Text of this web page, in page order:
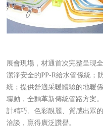
展會現場，材通首次完整呈現
潔淨安全的PP-R給水管係統；
統；提供舒適采暖體驗的地暖
聯動，全麵革新傳統管路方案
計精巧、色彩靚麗、質感出眾
洽談，贏得廣泛讚譽。